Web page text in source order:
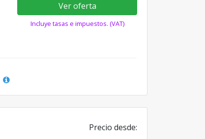
Ver oferta
Incluye tasas e impuestos. (VAT)
Precio desde: